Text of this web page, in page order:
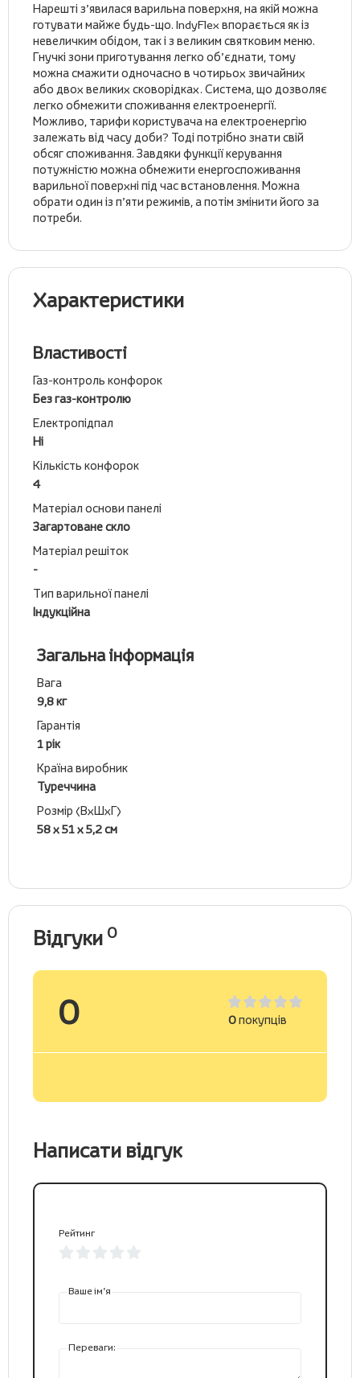
Нарешті з’явилася варильна поверхня, на якій можна
готувати майже будь-що. IndyFlex впорається як із
невеличким обідом, так і з великим святковим меню.
Гнучкі зони приготування легко об’єднати, тому
можна смажити одночасно в чотирьох звичайних
або двох великих сковорідках. Система, що дозволяє
легко обмежити споживання електроенергії.
Можливо, тарифи користувача на електроенергію
залежать від часу доби? Тоді потрібно знати свій
обсяг споживання. Завдяки функції керування
потужністю можна обмежити енергоспоживання
варильної поверхні під час встановлення. Можна
обрати один із п’яти режимів, а потім змінити його за
потреби.
Характеристики
Властивості
Газ-контроль конфорок
Без газ-контролю
Електропідпал
Ні
Кількість конфорок
4
Матеріал основи панелі
Загартоване скло
Матеріал решіток
-
Тип варильної панелі
Індукційна
Загальна інформація
Вага
9,8 кг
Гарантія
1 рік
Країна виробник
Туреччина
Розмір (ВхШхГ)
58 х 51 х 5,2 см
Відгуки 0
0 0покупців
Написати відгук
Рейтинг
Ваше ім’я
Переваги: